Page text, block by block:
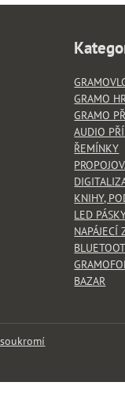
GRAMO
GRAMO
AUDIO
ŘEMÍNKY
KNIHY,
LED
NAPÁJECÍ
BAZAR